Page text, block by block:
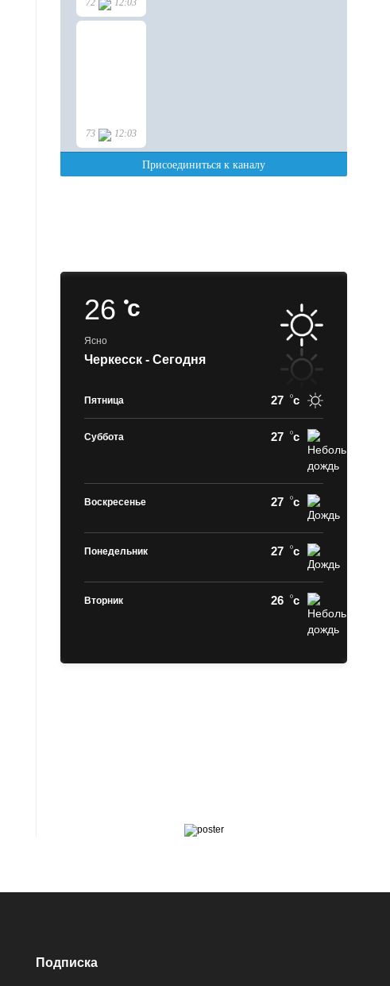
26c
Ясно
Черкесск - Сегодня
Пятница 27 c
Суббота 27 c
Воскресенье 27 c
Понедельник 27 c
Вторник 26 c
Подписка